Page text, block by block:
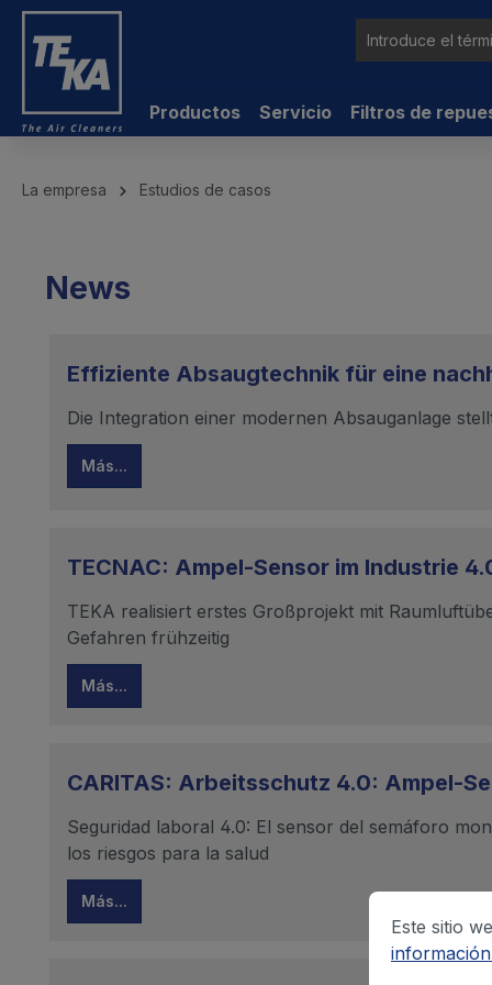
Productos Servicio Filtros de
La empresa Estudios de casos
News
Effiziente Absaugtechnik für eine
Die Integration einer modernen Absauganlage
Más...
TECNAC: Ampel-Sensor im Industrie
TEKA realisiert erstes Großprojekt mit
Gefahren frühzeitig
Más...
CARITAS: Arbeitsschutz 4.0: Ampel-
Seguridad laboral 4.0: El sensor del semáforo
los riesgos para la salud
Más...
Este sitio